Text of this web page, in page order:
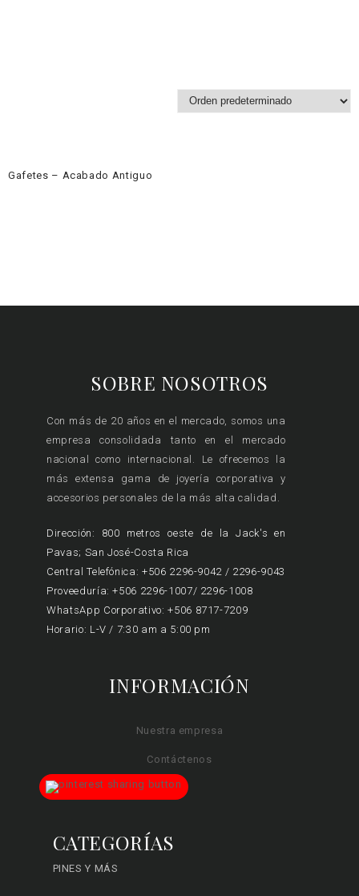
Gafetes – Acabado Antiguo
SOBRE NOSOTROS
Con más de 20 años en el mercado, somos una
empresa consolidada tanto en el mercado
nacional como internacional. Le ofrecemos la
más extensa gama de joyería corporativa y
accesorios personales de la más alta calidad.
Dirección: 800 metros oeste de la Jack's en
Pavas; San José-Costa Rica
Central Telefónica: +506 2296-9042 / 2296-9043
Proveeduría: +506 2296-1007/ 2296-1008
WhatsApp Corporativo: +506 8717-7209
Horario: L-V / 7:30 am a 5:00 pm
INFORMACIÓN
Nuestra empresa
Contáctenos
CATEGORÍAS
PINES Y MÁS